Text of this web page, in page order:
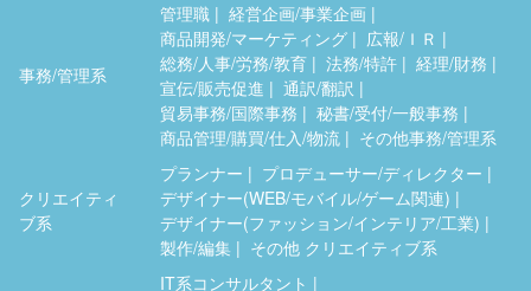
事務/管理系
管理職
経営企画/事業企画
商品開発/マーケティング
広報/ＩＲ
総務/人事/労務/教育
法務/特許
経理/財務
宣伝/販売促進
通訳/翻訳
貿易事務/国際事務
秘書/受付/一般事務
商品管理/購買/仕入/物流
その他事務/管理系
クリエイティ
ブ系
プランナー
プロデューサー/ディレクター
デザイナー(WEB/モバイル/ゲーム関連)
デザイナー(ファッション/インテリア/工業)
製作/編集
その他 クリエイティブ系
IT系コンサルタント